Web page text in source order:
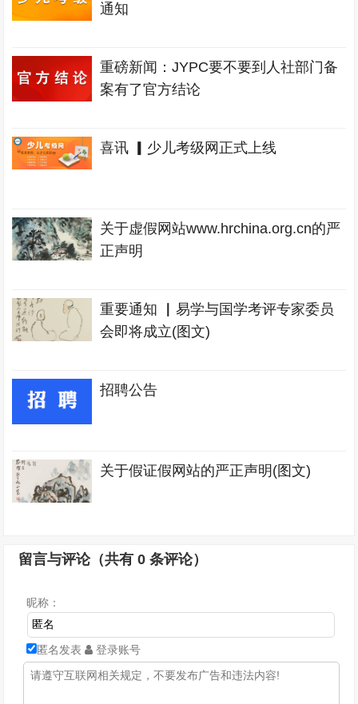
通知
重磅新闻：JYPC要不要到人社部门备
案有了官方结论
喜讯 ▎少儿考级网正式上线
关于虚假网站www.hrchina.org.cn的严
正声明
重要通知 ▏易学与国学考评专家委员
会即将成立(图文)
招聘公告
关于假证假网站的严正声明(图文)
留言与评论（共有0 条评论）
昵称：
匿名发表 登录账号